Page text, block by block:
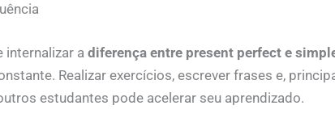
internalizar a diferença entre present perfect e
Realizar exercícios, escrever frases e,
estudantes pode acelerar seu aprendizado.